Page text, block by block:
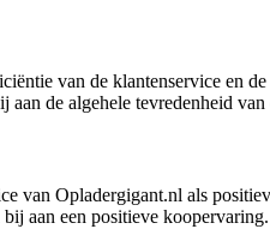
van de klantenservice en
de algehele tevredenheid van
van Opladergigant.nl als
aan een positieve koopervaring.